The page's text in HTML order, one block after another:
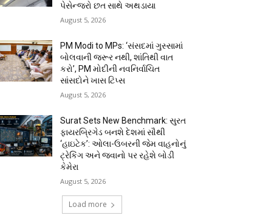
પેસેન્જરો છત સાથે અથડાયા
August 5, 2026
PM Modi to MPs: ‘સંસદમાં ગુસ્સામાં
બોલવાની જરૂર નથી, શાંતિથી વાત
કરો’, PM મોદીની નવનિર્વાચિત
સાંસદોને ખાસ ટિપ્સ
August 5, 2026
Surat Sets New Benchmark: સુરત
ફાયરબ્રિગેડ બનશે દેશમાં સૌથી
‘હાઇટેક’: ઓલા-ઉબરની જેમ વાહનોનું
ટ્રેકિંગ અને જવાનો પર રહેશે બોડી
કેમેરા
August 5, 2026
Load more